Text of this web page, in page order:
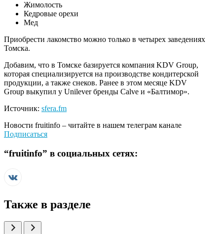
Жимолость
Кедровые орехи
Мед
Приобрести лакомство можно только в четырех заведениях
Томска.
Добавим, что в Томске базируется компания KDV Group,
которая специализируется на производстве кондитерской
продукции, а также снеков. Ранее в этом месяце KDV
Group выкупил у Unilever бренды Calve и «Балтимор».
Источник: sfera.fm
Новости fruitinfo – читайте в нашем телеграм канале
Подписаться
“fruitinfo” в социальных сетях:
Также в разделе